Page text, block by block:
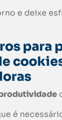
e deixe
para
é